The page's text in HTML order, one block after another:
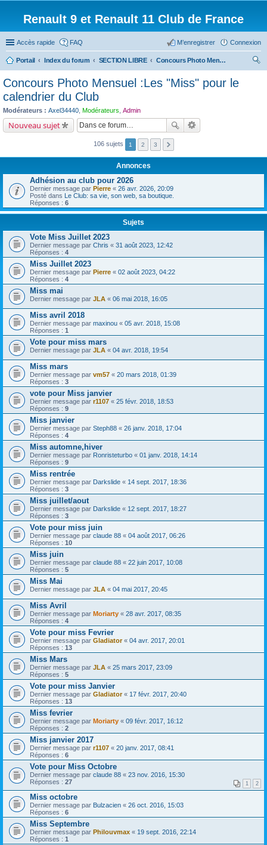
Renault 9 et Renault 11 Club de France
Accès rapide FAQ Connexion
M’enregistrer
Portail Index du forum SECTION LIBRE
Concours Photo Mensuel :Les "Miss" pour le calendrier du Club
Concours Photo Mensuel :Les "Miss" pour le
calendrier du Club
Modérateurs : Axel34440 Modérateurs Admin
Nouveau sujet
106 sujets 1 2 3
Annonces
Adhésion au club pour 2026
Dernier message par Pierre « 26 avr. 2026, 20:09
Posté dans Le Club: sa vie, son web, sa boutique.
Réponses : 6
Sujets
Vote Miss Juillet 2023
Dernier message par Chris « 31 août 2023, 12:42
Réponses : 4
Miss Juillet 2023
Dernier message par Pierre « 02 août 2023, 04:22
Réponses : 4
Miss mai
Dernier message par JLA « 06 mai 2018, 16:05
Miss avril 2018
Dernier message par maxinou « 05 avr. 2018, 15:08
Réponses : 1
Vote pour miss mars
Dernier message par JLA « 04 avr. 2018, 19:54
Miss mars
Dernier message par vm57 « 20 mars 2018, 01:39
Réponses : 3
vote pour Miss janvier
Dernier message par r1107 « 25 févr. 2018, 18:53
Réponses : 9
Miss janvier
Dernier message par Steph88 « 26 janv. 2018, 17:04
Réponses : 4
Miss automne,hiver
Dernier message par Ronristeturbo « 01 janv. 2018, 14:14
Réponses : 9
Miss rentrée
Dernier message par Darkslide « 14 sept. 2017, 18:36
Réponses : 3
Miss juillet/aout
Dernier message par Darkslide « 12 sept. 2017, 18:27
Réponses : 3
Vote pour miss juin
Dernier message par claude 88 « 04 août 2017, 06:26
Réponses : 10
Miss juin
Dernier message par claude 88 « 22 juin 2017, 10:08
Réponses : 5
Miss Mai
Dernier message par JLA « 04 mai 2017, 20:45
Miss Avril
Dernier message par Moriarty « 28 avr. 2017, 08:35
Réponses : 4
Vote pour miss Fevrier
Dernier message par Gladiator« 04 avr. 2017, 20:01
Réponses : 13
Miss Mars
Dernier message par JLA « 25 mars 2017, 23:09
Réponses : 5
Vote pour miss Janvier
Dernier message par Gladiator« 17 févr. 2017, 20:40
Réponses : 13
Miss fevrier
Dernier message par Moriarty « 09 févr. 2017, 16:12
Réponses : 2
Miss janvier 2017
Dernier message par r1107 « 20 janv. 2017, 08:41
Réponses : 6
Vote pour Miss Octobre
Dernier message par claude 88 « 23 nov. 2016, 15:30
Réponses : 27 1 2
Miss octobre
Dernier message par Bulzacien « 26 oct. 2016, 15:03
Réponses : 6
Miss Septembre
Dernier message par Philouvmax « 19 sept. 2016, 22:14
Réponses : 1